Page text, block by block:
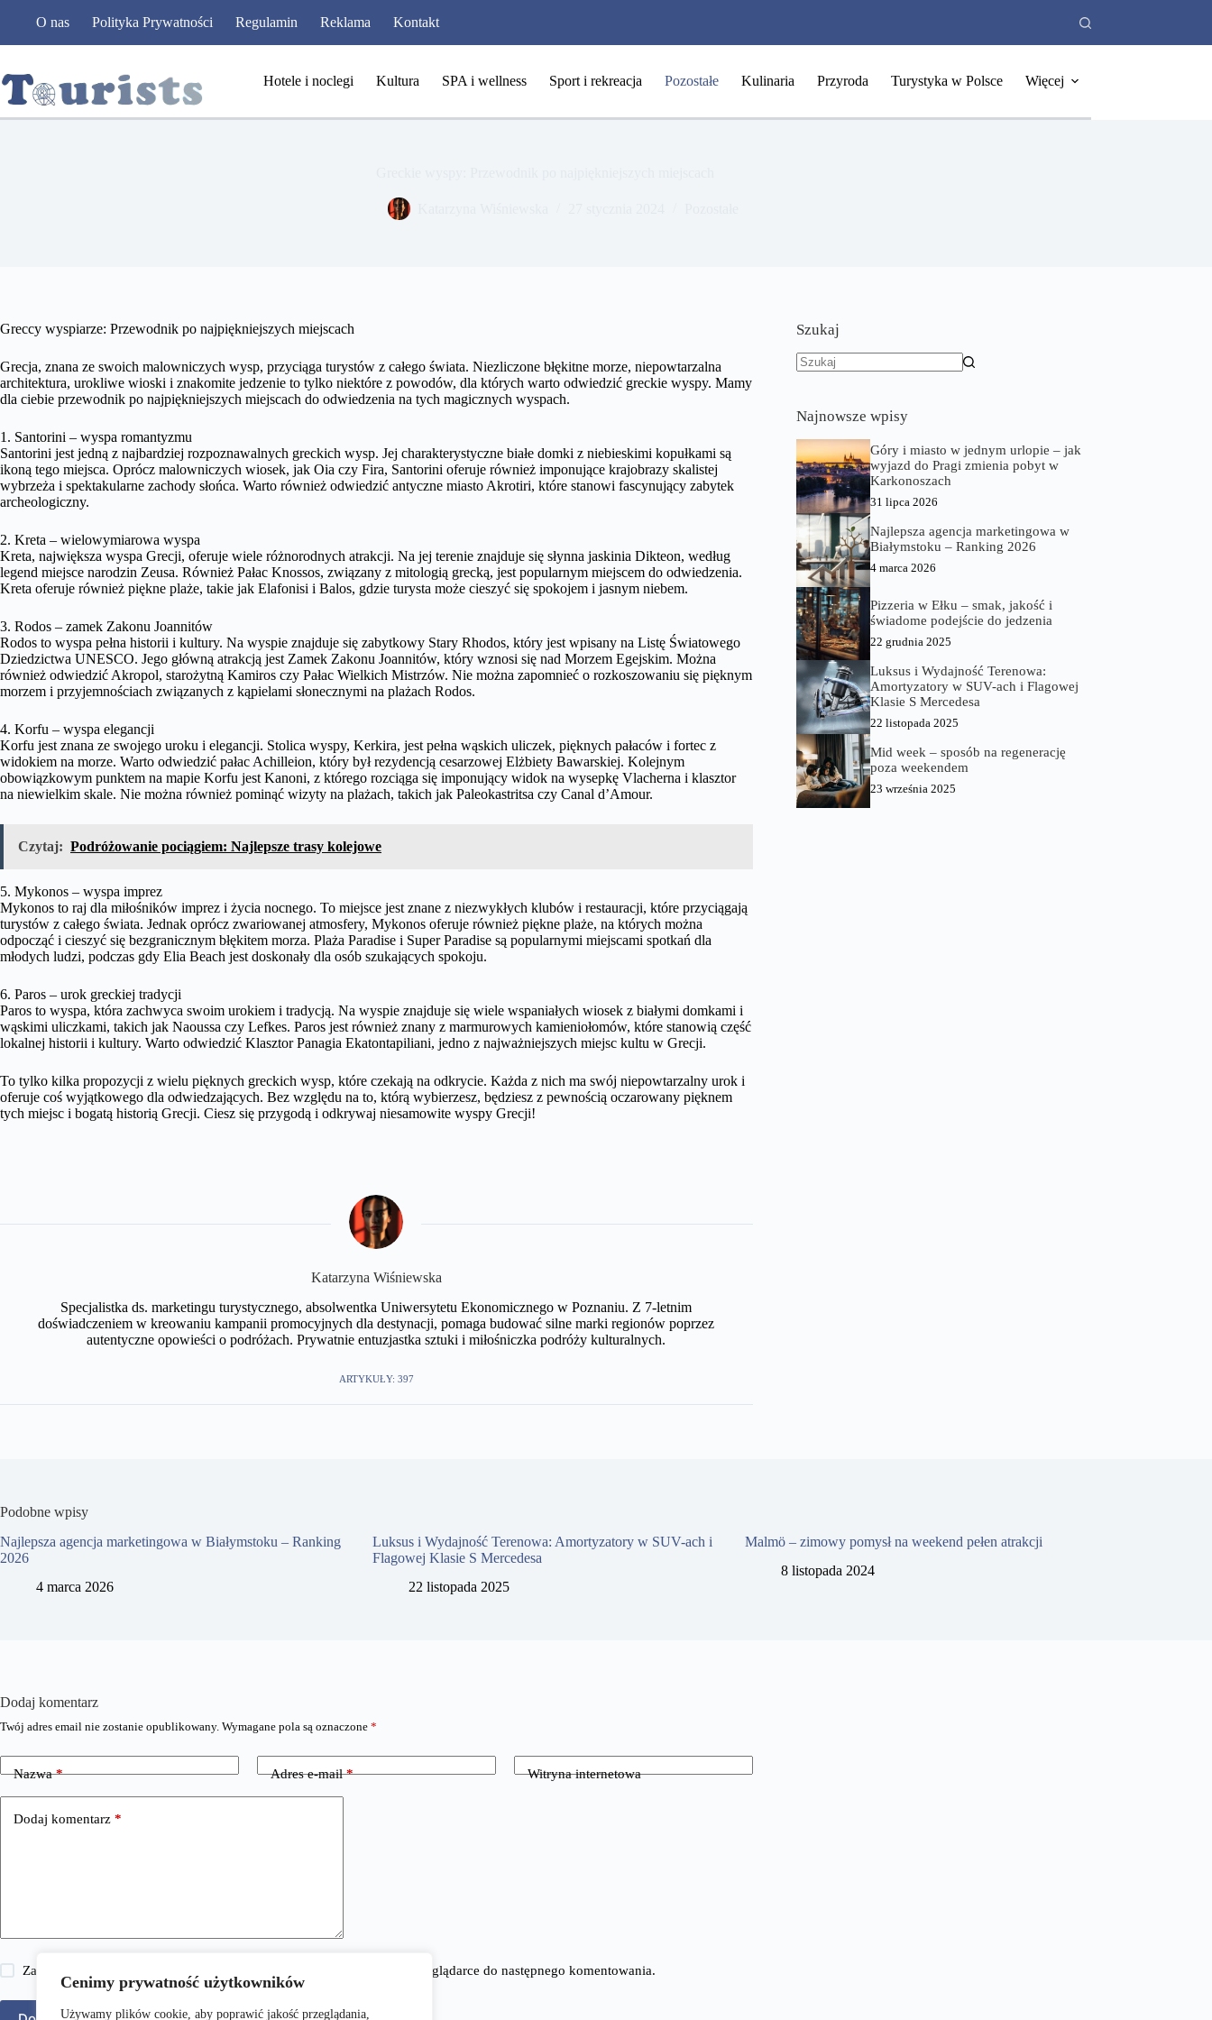
Cenimy prywatność użytkowników
Używamy plików cookie, aby poprawić jakość przeglądania,
O nas Polityka Prywatności Regulamin Reklama Kontakt
Hotele i noclegi Kultura SPA i wellness Sport i rekreacja Pozostałe Kulinaria Przyroda Turystyka w Polsce Więcej
Greccy wyspiarze: Przewodnik po najpiękniejszych miejscach
Grecja, znana ze swoich malowniczych wysp, przyciąga turystów z całego świata. Niezliczone błękitne morze, niepowtarzalna
architektura, urokliwe wioski i znakomite jedzenie to tylko niektóre z powodów, dla których warto odwiedzić greckie wyspy. Mamy
dla ciebie przewodnik po najpiękniejszych miejscach do odwiedzenia na tych magicznych wyspach.
1. Santorini – wyspa romantyzmu
Santorini jest jedną z najbardziej rozpoznawalnych greckich wysp. Jej charakterystyczne białe domki z niebieskimi kopułkami są
ikoną tego miejsca. Oprócz malowniczych wiosek, jak Oia czy Fira, Santorini oferuje również imponujące krajobrazy skalistej
wybrzeża i spektakularne zachody słońca. Warto również odwiedzić antyczne miasto Akrotiri, które stanowi fascynujący zabytek
archeologiczny.
2. Kreta – wielowymiarowa wyspa
Kreta, największa wyspa Grecji, oferuje wiele różnorodnych atrakcji. Na jej terenie znajduje się słynna jaskinia Dikteon, według
legend miejsce narodzin Zeusa. Również Pałac Knossos, związany z mitologią grecką, jest popularnym miejscem do odwiedzenia.
Kreta oferuje również piękne plaże, takie jak Elafonisi i Balos, gdzie turysta może cieszyć się spokojem i jasnym niebem.
3. Rodos – zamek Zakonu Joannitów
Rodos to wyspa pełna historii i kultury. Na wyspie znajduje się zabytkowy Stary Rhodos, który jest wpisany na Listę Światowego
Dziedzictwa UNESCO. Jego główną atrakcją jest Zamek Zakonu Joannitów, który wznosi się nad Morzem Egejskim. Można
również odwiedzić Akropol, starożytną Kamiros czy Pałac Wielkich Mistrzów. Nie można zapomnieć o rozkoszowaniu się pięknym
morzem i przyjemnościach związanych z kąpielami słonecznymi na plażach Rodos.
4. Korfu – wyspa elegancji
Korfu jest znana ze swojego uroku i elegancji. Stolica wyspy, Kerkira, jest pełna wąskich uliczek, pięknych pałaców i fortec z
widokiem na morze. Warto odwiedzić pałac Achilleion, który był rezydencją cesarzowej Elżbiety Bawarskiej. Kolejnym
obowiązkowym punktem na mapie Korfu jest Kanoni, z którego rozciąga się imponujący widok na wysepkę Vlacherna i klasztor
na niewielkim skale. Nie można również pominąć wizyty na plażach, takich jak Paleokastritsa czy Canal d’Amour.
Czytaj: Podróżowanie pociągiem: Najlepsze trasy kolejowe
5. Mykonos – wyspa imprez
Mykonos to raj dla miłośników imprez i życia nocnego. To miejsce jest znane z niezwykłych klubów i restauracji, które przyciągają
turystów z całego świata. Jednak oprócz zwariowanej atmosfery, Mykonos oferuje również piękne plaże, na których można
odpocząć i cieszyć się bezgranicznym błękitem morza. Plaża Paradise i Super Paradise są popularnymi miejscami spotkań dla
młodych ludzi, podczas gdy Elia Beach jest doskonały dla osób szukających spokoju.
6. Paros – urok greckiej tradycji
Paros to wyspa, która zachwyca swoim urokiem i tradycją. Na wyspie znajduje się wiele wspaniałych wiosek z białymi domkami i
wąskimi uliczkami, takich jak Naoussa czy Lefkes. Paros jest również znany z marmurowych kamieniołomów, które stanowią część
lokalnej historii i kultury. Warto odwiedzić Klasztor Panagia Ekatontapiliani, jedno z najważniejszych miejsc kultu w Grecji.
To tylko kilka propozycji z wielu pięknych greckich wysp, które czekają na odkrycie. Każda z nich ma swój niepowtarzalny urok i
oferuje coś wyjątkowego dla odwiedzających. Bez względu na to, którą wybierzesz, będziesz z pewnością oczarowany pięknem
tych miejsc i bogatą historią Grecji. Ciesz się przygodą i odkrywaj niesamowite wyspy Grecji!
Katarzyna Wiśniewska
Specjalistka ds. marketingu turystycznego, absolwentka Uniwersytetu Ekonomicznego w Poznaniu. Z 7-letnim
doświadczeniem w kreowaniu kampanii promocyjnych dla destynacji, pomaga budować silne marki regionów poprzez
autentyczne opowieści o podróżach. Prywatnie entuzjastka sztuki i miłośniczka podróży kulturalnych.
ARTYKUŁY: 397
Szukaj
Najnowsze wpisy
Góry i miasto w jednym urlopie – jak
wyjazd do Pragi zmienia pobyt w
Karkonoszach
31 lipca 2026
Najlepsza agencja marketingowa w
Białymstoku – Ranking 2026
4 marca 2026
Pizzeria w Ełku – smak, jakość i
świadome podejście do jedzenia
22 grudnia 2025
Luksus i Wydajność Terenowa:
Amortyzatory w SUV-ach i Flagowej
Klasie S Mercedesa
22 listopada 2025
Mid week – sposób na regenerację
poza weekendem
23 września 2025
Podobne wpisy
Najlepsza agencja marketingowa w Białymstoku – Ranking
2026
4 marca 2026
Luksus i Wydajność Terenowa: Amortyzatory w SUV-ach i
Flagowej Klasie S Mercedesa
22 listopada 2025
Malmö – zimowy pomysł na weekend pełen atrakcji
8 listopada 2024
Dodaj komentarz
Twój adres email nie zostanie opublikowany. Wymagane pola są oznaczone *
Nazwa* Adres e-mail* Witryna internetowa
Dodaj komentarz *
Zapisz moje imię i nazwisko, adres e-mail i stronę internetową w tej przeglądarce do następnego komentowania.